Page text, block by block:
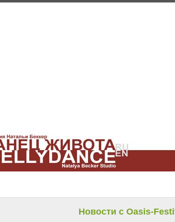
Новости с Oasis-